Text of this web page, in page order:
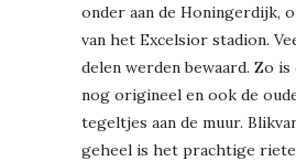
onder aan de Honingerdijk,
van het Excelsior stadion.
delen werden bewaard. Zo
nog origineel en ook de
tegeltjes aan de muur.
geheel is het prachtige